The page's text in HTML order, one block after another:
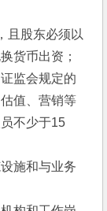
股东必须以
货币出资；
监会规定的
值、营销等
不少于15
施和与业务